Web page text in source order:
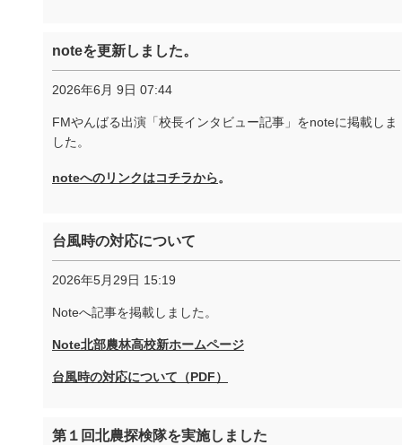
noteを更新しました。
2026年6月 9日 07:44
FMやんばる出演「校長インタビュー記事」をnoteに掲載しま
した。
noteへのリンクはコチラから。
台風時の対応について
2026年5月29日 15:19
Noteへ記事を掲載しました。
Note北部農林高校新ホームページ
台風時の対応について（PDF）
第１回北農探検隊を実施しました